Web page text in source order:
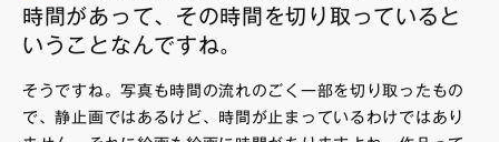
時間があって、その時間を切り取っていると
いうことなんですね。
そうですね。写真も時間の流れのごく一部を切り取ったもの
で、静止画ではあるけど、時間が止まっているわけではあり